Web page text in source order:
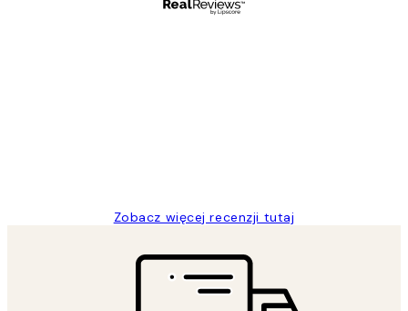
Zobacz więcej recenzji tutaj